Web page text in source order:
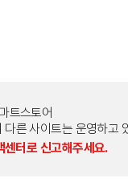
트스토어
른 사이트는 운영하고
센터로 신고해주세요.